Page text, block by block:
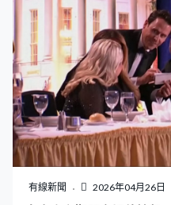
有線新聞 2026年04月26日